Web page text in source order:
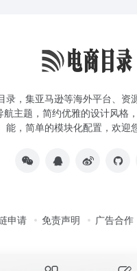
录，集亚马逊等海外平台、资
航主题，简约优雅的设计风格
能，简单的模块化配置，欢迎
申请 免责声明 广告合作